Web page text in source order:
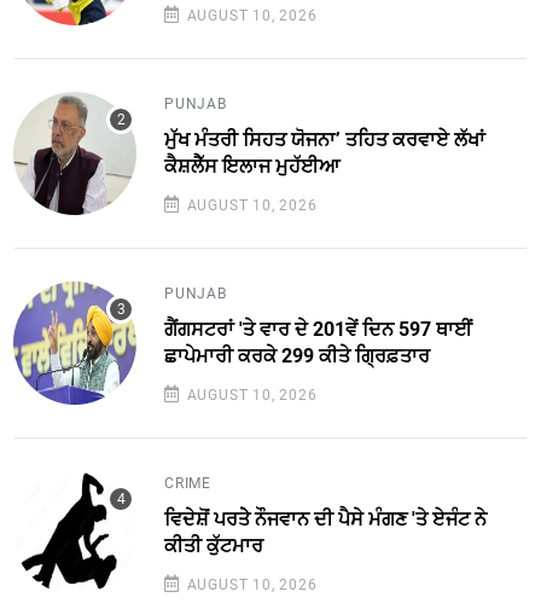
AUGUST 10, 2026
PUNJAB
ਮੁੱਖ ਮੰਤਰੀ ਸਿਹਤ ਯੋਜਨਾ’ ਤਹਿਤ ਕਰਵਾਏ ਲੱਖਾਂ
ਕੈਸ਼ਲੈੱਸ ਇਲਾਜ ਮੁਹੱਈਆ
AUGUST 10, 2026
PUNJAB
ਗੈਂਗਸਟਰਾਂ 'ਤੇ ਵਾਰ ਦੇ 201ਵੇਂ ਦਿਨ 597 ਥਾਈਂ
ਛਾਪੇਮਾਰੀ ਕਰਕੇ 299 ਕੀਤੇ ਗ੍ਰਿਫ਼ਤਾਰ
AUGUST 10, 2026
CRIME
ਵਿਦੇਸ਼ੋਂ ਪਰਤੇੇ ਨੌਜਵਾਨ ਦੀ ਪੈਸੇ ਮੰਗਣ 'ਤੇ ਏਜੰਟ ਨੇ
ਕੀਤੀ ਕੁੱਟਮਾਰ
AUGUST 10, 2026